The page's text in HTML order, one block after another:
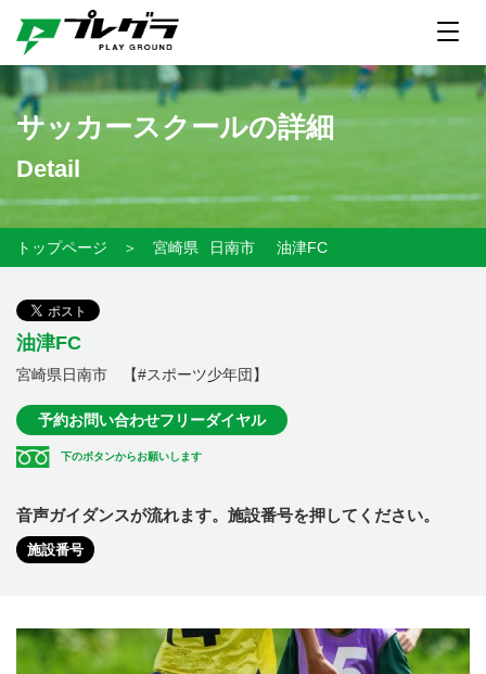
サッカースクールの詳細
Detail
トップページ ＞ 宮崎県 日南市 油津FC
油津FC
宮崎県日南市 【#スポーツ少年団】
予約お問い合わせフリーダイヤル
下のボタンからお願いします
音声ガイダンスが流れます。施設番号を押してください。
施設番号